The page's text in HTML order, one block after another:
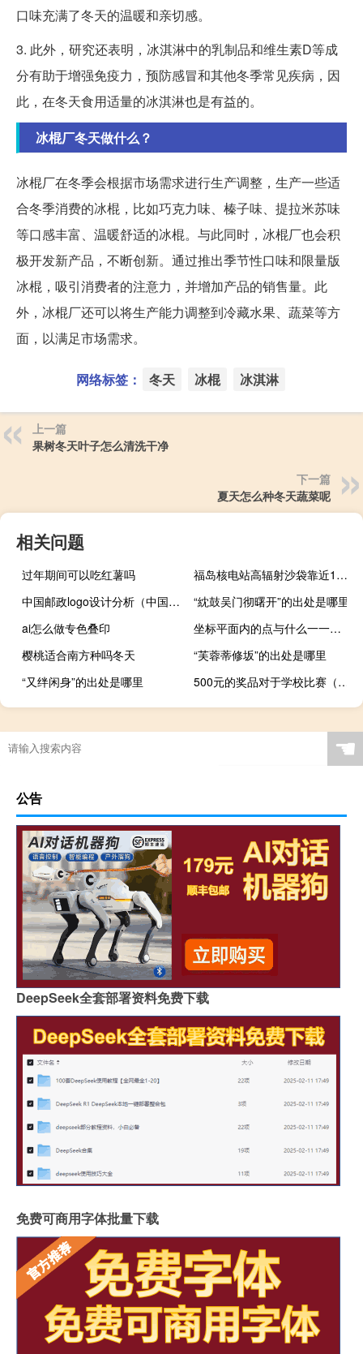
口味充满了冬天的温暖和亲切感。
3. 此外，研究还表明，冰淇淋中的乳制品和维生素D等成
分有助于增强免疫力，预防感冒和其他冬季常见疾病，因
此，在冬天食用适量的冰淇淋也是有益的。
冰棍厂冬天做什么？
冰棍厂在冬季会根据市场需求进行生产调整，生产一些适
合冬季消费的冰棍，比如巧克力味、榛子味、提拉米苏味
等口感丰富、温暖舒适的冰棍。与此同时，冰棍厂也会积
极开发新产品，不断创新。通过推出季节性口味和限量版
冰棍，吸引消费者的注意力，并增加产品的销售量。此
外，冰棍厂还可以将生产能力调整到冷藏水果、蔬菜等方
面，以满足市场需求。
网络标签： 冬天 冰棍 冰淇淋
上一篇
果树冬天叶子怎么清洗干净
下一篇
夏天怎么种冬天蔬菜呢
相关问题
过年期间可以吃红薯吗
福岛核电站高辐射沙袋靠近1小时可致命
中国邮政logo设计分析（中国邮政logo）
“紞鼓吴门彻曙开”的出处是哪里
ai怎么做专色叠印
坐标平面内的点与什么一一对应
樱桃适合南方种吗冬天
“芙蓉蒂修坂”的出处是哪里
“又绊闲身”的出处是哪里
500元的奖品对于学校比赛（500元的奖品）
☚
公告
DeepSeek全套部署资料免费下载
免费可商用字体批量下载